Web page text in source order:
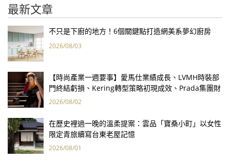
最新文章
不只是下廚的地方！6個關鍵點打造網美系夢幻廚房
2026/08/03
【時尚產業一週要事】愛馬仕業績成長、LVMH時裝部
門終結虧損、Kering轉型策略初現成效、Prada集團財
報亮眼
2026/08/02
在歷史裡過一晚的溫柔提案：雲品「寶桑小町」以女性
限定青旅續寫台東老屋記憶
2026/08/01